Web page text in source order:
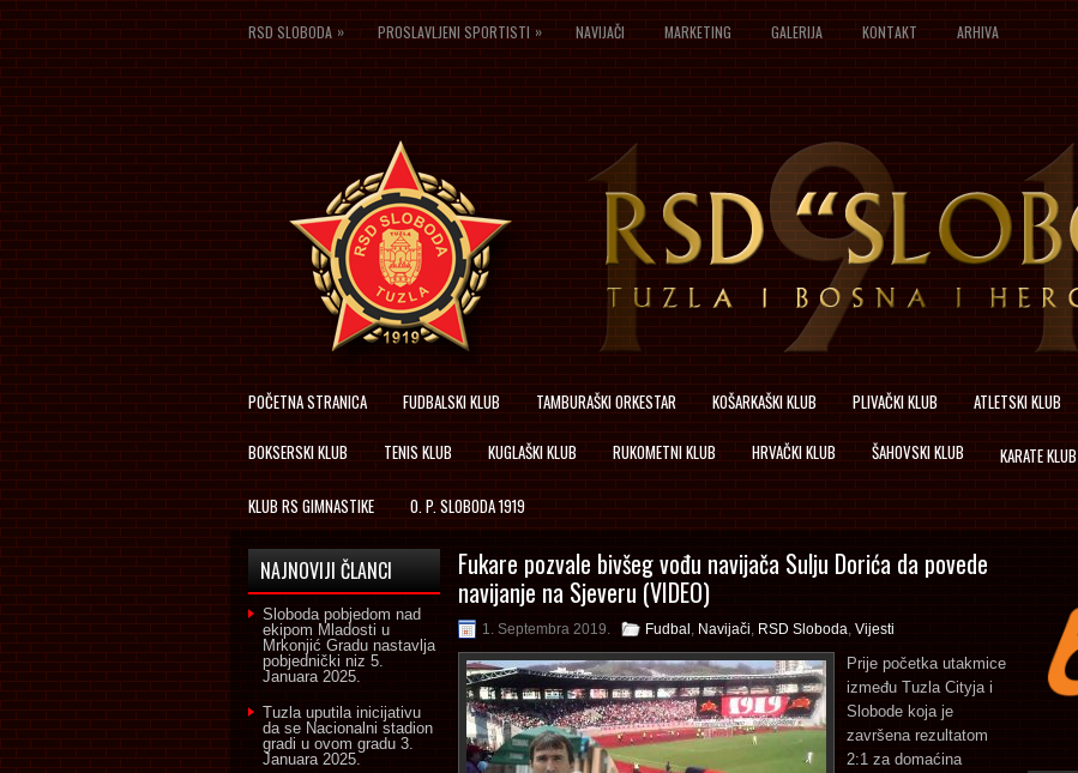
RSD SLOBODA » PROSLAVLJENI SPORTISTI » NAVIJAČI MARKETING GALERIJA KONTAKT ARHIVA
POČETNA STRANICA FUDBALSKI KLUB TAMBURAŠKI ORKESTAR KOŠARKAŠKI KLUB PLIVAČKI KLUB ATLETSKI KLUB
BOKSERSKI KLUB TENIS KLUB KUGLAŠKI KLUB RUKOMETNI KLUB HRVAČKI KLUB ŠAHOVSKI KLUB KARATE KLUB
KLUB RS GIMNASTIKE O. P. SLOBODA 1919
Fukare pozvale bivšeg vođu navijača Sulju Dorića da povede
navijanje na Sjeveru (VIDEO)
1. Septembra 2019. Fudbal , Navijači, RSD Sloboda, Vijesti
Prije početka utakmice
između Tuzla Cityja i
Slobode koja je
završena rezultatom
2:1 za domaćina
NAJNOVIJI ČLANCI
Sloboda pobjedom nad
ekipom Mladosti u
Mrkonjić Gradu nastavlja
pobjednički niz 5.
Januara 2025.
Tuzla uputila inicijativu
da se Nacionalni stadion
gradi u ovom gradu 3.
Januara 2025.